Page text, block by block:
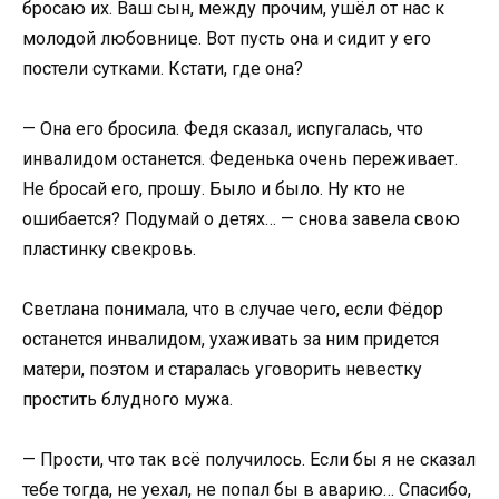
бросаю их. Ваш сын, между прочим, ушёл от нас к
молодой любовнице. Вот пусть она и сидит у его
постели сутками. Кстати, где она?
— Она его бросила. Федя сказал, испугалась, что
инвалидом останется. Феденька очень переживает.
Не бросай его, прошу. Было и было. Ну кто не
ошибается? Подумай о детях… — снова завела свою
пластинку свекровь.
Светлана понимала, что в случае чего, если Фёдор
останется инвалидом, ухаживать за ним придется
матери, поэтом и старалась уговорить невестку
простить блудного мужа.
— Прости, что так всё получилось. Если бы я не сказал
тебе тогда, не уехал, не попал бы в аварию… Спасибо,